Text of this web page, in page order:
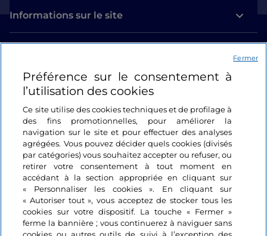
Informations sur le site
Se connecter
Suivez-nous
Préférence sur le consentement à
l’utilisation des cookies
Ce site utilise des cookies techniques et de profilage à
des fins promotionnelles, pour améliorer la
navigation sur le site et pour effectuer des analyses
agrégées. Vous pouvez décider quels cookies (divisés
par catégories) vous souhaitez accepter ou refuser, ou
retirer votre consentement à tout moment en
accédant à la section appropriée en cliquant sur
« Personnaliser les cookies ». En cliquant sur
« Autoriser tout », vous acceptez de stocker tous les
cookies sur votre dispositif. La touche « Fermer »
ferme la bannière ; vous continuerez à naviguer sans
Fermer